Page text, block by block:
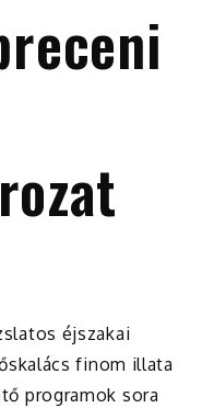
éjszakai
finom illata
programok sora